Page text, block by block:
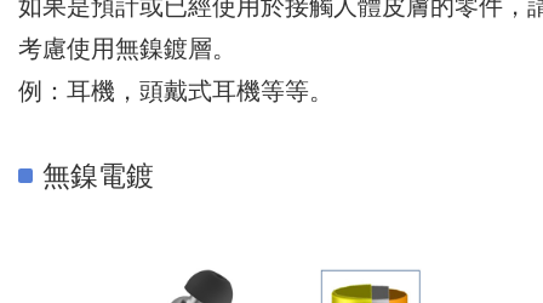
考慮使用無鎳鍍層。
例：耳機，頭戴式耳機等等。
無鎳電鍍